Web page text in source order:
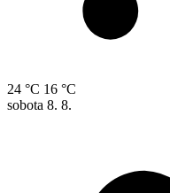
24 °C 16 °C
sobota 8. 8.